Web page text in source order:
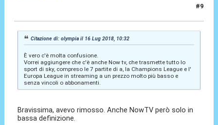
#9
Citazione di: olympia il 16 Lug 2018, 10:32
È vero c'è molta confusione.
Vorrei aggiungere che c'è anche Now tv, che trasmette tutto lo
sport di sky, compreso le 7 partite di a, la Champions League e l'
Europa League in streaming a un prezzo molto più basso e
senza vincoli o abbonamenti.
Bravissima, avevo rimosso. Anche NowTV però solo in
bassa definizione.